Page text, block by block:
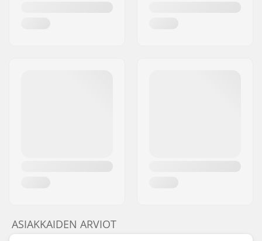
ASIAKKAIDEN ARVIOT